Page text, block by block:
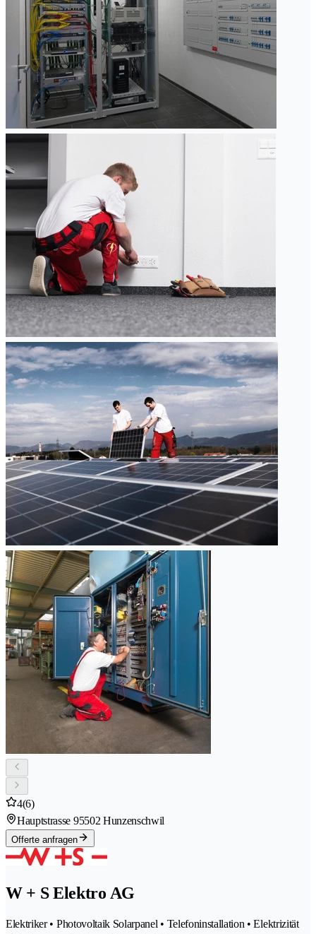
4(6)
Hauptstrasse 95502 Hunzenschwil
Offerte anfragen
W + S Elektro AG
Elektriker • Photovoltaik Solarpanel • Telefoninstallation • Elektrizität